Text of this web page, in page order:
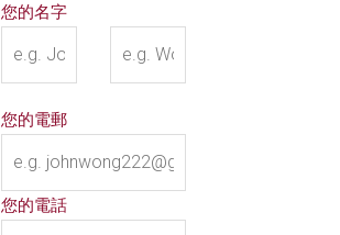
您的名字
您的電郵
您的電話